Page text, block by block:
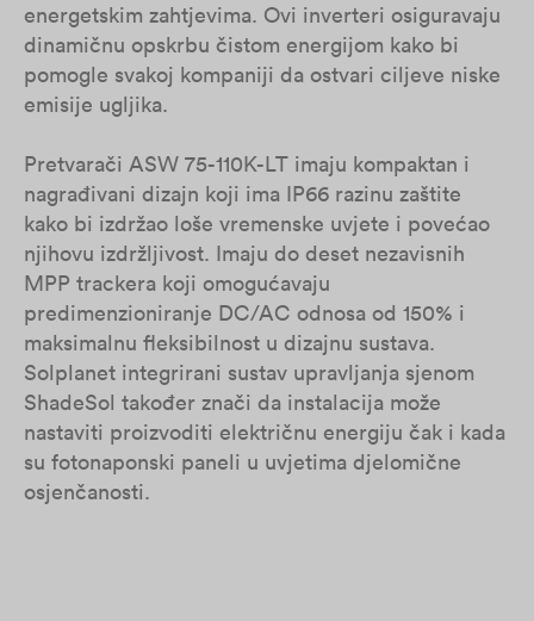
energetskim zahtjevima. Ovi inverteri osiguravaju
dinamičnu opskrbu čistom energijom kako bi
pomogle svakoj kompaniji da ostvari ciljeve niske
emisije ugljika.
Pretvarači ASW 75-110K-LT imaju kompaktan i
nagrađivani dizajn koji ima IP66 razinu zaštite
kako bi izdržao loše vremenske uvjete i povećao
njihovu izdržljivost. Imaju do deset nezavisnih
MPP trackera koji omogućavaju
predimenzioniranje DC/AC odnosa od 150% i
maksimalnu fleksibilnost u dizajnu sustava.
Solplanet integrirani sustav upravljanja sjenom
ShadeSol također znači da instalacija može
nastaviti proizvoditi električnu energiju čak i kada
su fotonaponski paneli u uvjetima djelomične
osjenčanosti.